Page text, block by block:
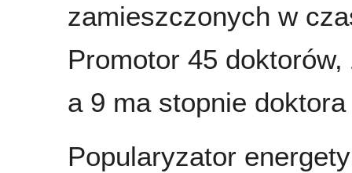
zamieszczonych w
Promotor 45
a 9 ma stopnie
Popularyzator